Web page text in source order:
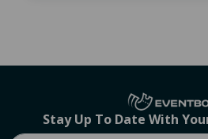
Stay Up To Date With